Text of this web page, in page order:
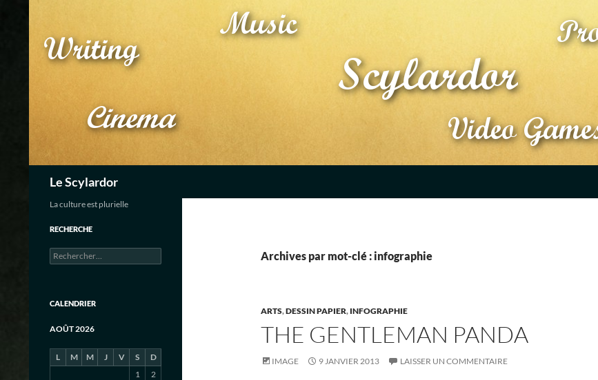
Le Scylardor
Archives par mot-clé : infographie
ARTS,DESSIN PAPIER, INFOGRAPHIE
THE GENTLEMAN PANDA
IMAGE 9 JANVIER 2013 LAISSER UN COMMENTAIRE
La culture est plurielle
RECHERCHE
Rechercher :
CALENDRIER
AOÛT 2026
L M M J V S
D
1
2